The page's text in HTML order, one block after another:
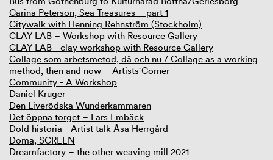
Carina Peterson, Sea Treasures – part 1
Citywalk with Henning Rehnström (Stockholm)
CLAY LAB – Workshop with Resource Gallery
CLAY LAB - clay workshop with Resource Gallery
Collage som arbetsmetod, då och nu / Collage as a working
method, then and now – Artists´Corner
Community - A Workshop
Daniel Kruger
Den Liverödska Wunderkammaren
Det öppna torget – Lars Embäck
Dold historia - Artist talk Åsa Herrgård
Doma, SCREEN
Dreamfactory – the other weaving mill 2021